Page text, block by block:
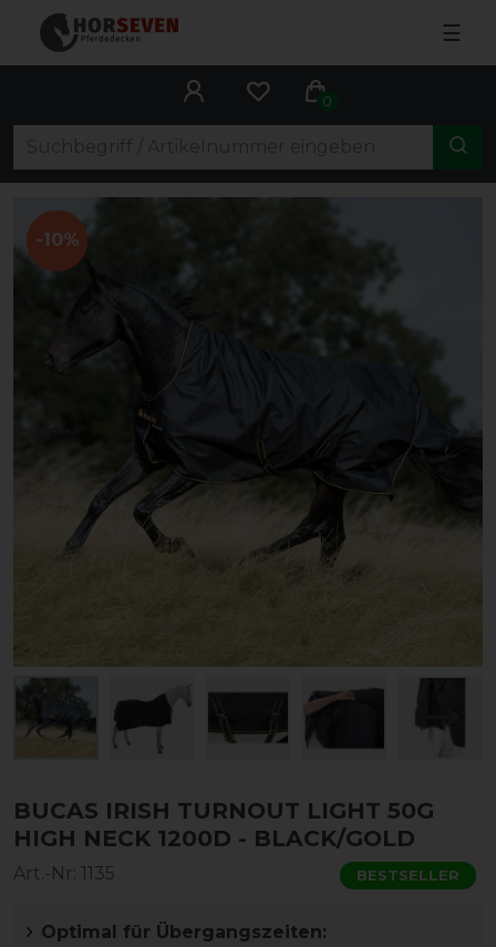
☰
0
-10%
BUCAS IRISH TURNOUT LIGHT 50G
HIGH NECK 1200D - BLACK/GOLD
Art.-Nr: 1135 BESTSELLER
Optimal für Übergangszeiten: